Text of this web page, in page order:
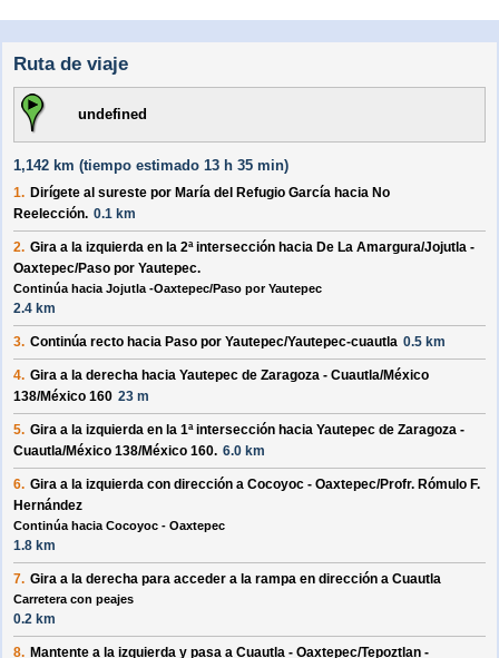
Ruta de viaje
undefined
1,142 km (tiempo estimado 13 h 35 min)
1. Dirígete al sureste por María del Refugio García hacia No
Reelección. 0.1 km
2. Gira a la izquierda en la 2ª intersección hacia De La Amargura/Jojutla -
Oaxtepec/Paso por Yautepec.
Continúa hacia Jojutla -Oaxtepec/Paso por Yautepec
2.4 km
3. Continúa recto hacia Paso por Yautepec/Yautepec-cuautla 0.5 km
4. Gira a la derecha hacia Yautepec de Zaragoza - Cuautla/México
138/México 160 23 m
5. Gira a la izquierda en la 1ª intersección hacia Yautepec de Zaragoza -
Cuautla/México 138/México 160. 6.0 km
6. Gira a la izquierda con dirección a Cocoyoc - Oaxtepec/Profr. Rómulo F.
Hernández
Continúa hacia Cocoyoc - Oaxtepec
1.8 km
7. Gira a la derecha para acceder a la rampa en dirección a Cuautla
Carretera con peajes
0.2 km
8. Mantente a la izquierda y pasa a Cuautla - Oaxtepec/Tepoztlan -